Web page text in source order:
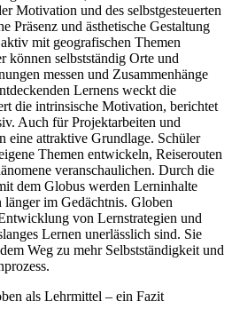
Motivation und des selbstgesteuerten
Präsenz und ästhetische Gestaltung
mit geografischen Themen
können selbstständig Orte und
messen und Zusammenhänge
Lernens weckt die
die intrinsische Motivation, berichtet
Auch für Projektarbeiten und
eine attraktive Grundlage. Schüler
Themen entwickeln, Reiserouten
veranschaulichen. Durch die
dem Globus werden Lerninhalte
im Gedächtnis. Globen
von Lernstrategien und
Lernen unerlässlich sind. Sie
Weg zu mehr Selbstständigkeit und
als Lehrmittel – ein Fazit